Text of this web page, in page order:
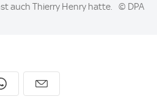
auch Thierry Henry hatte.
© DPA